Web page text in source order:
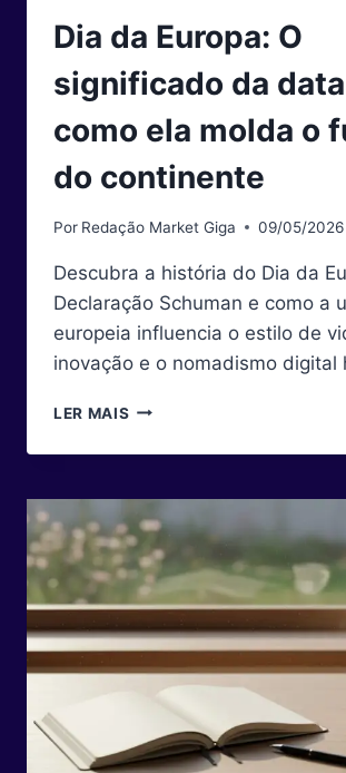
Dia da Europa: O
significado da
como ela molda o
do continente
Por Redação Market Giga 09/05/2026
Descubra a história do Dia da
Declaração Schuman e como a
europeia influencia o estilo de
inovação e o nomadismo digital
LER MAIS DIA
EUROPA:
SIGNIFICADO
DA
DATA
E
COMO
MOLDA
O
FUTURO
CONTINENTE